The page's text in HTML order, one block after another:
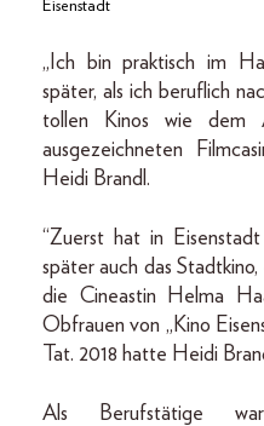
Eisenstadt
„Ich bin praktisch im
später, als ich beruflich
tollen Kinos wie dem
ausgezeichneten
Heidi Brandl.
“Zuerst hat in
später auch das
die Cineastin Helma
Obfrauen von „Kino
Tat. 2018 hatte Heidi
Als Berufstätige